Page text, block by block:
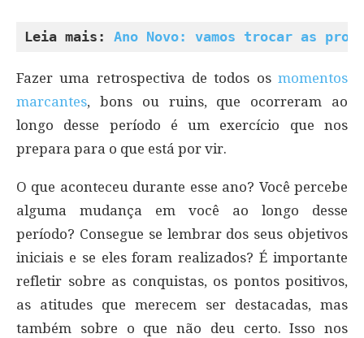
Leia mais: Ano Novo: vamos trocar as
Fazer uma retrospectiva de todos os momentos
marcantes, bons ou ruins, que ocorreram ao
longo desse período é um exercício que nos
prepara para o que está por vir.
O que aconteceu durante esse ano? Você percebe
alguma mudança em você ao longo desse
período? Consegue se lembrar dos seus objetivos
iniciais e se eles foram realizados? É importante
refletir sobre as conquistas, os pontos positivos,
as atitudes que merecem ser destacadas, mas
também sobre o que não deu certo. Isso nos